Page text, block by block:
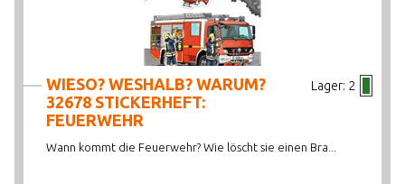
Lager: 2
WIESO? WESHALB? WARUM?
32678 STICKERHEFT:
FEUERWEHR
Wann kommt die Feuerwehr? Wie löscht sie einen Bra...